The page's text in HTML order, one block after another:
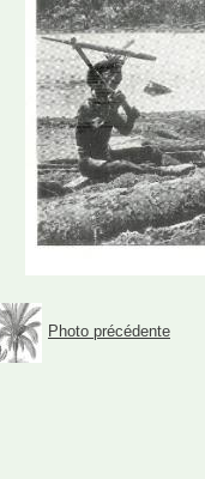
Photo précédente